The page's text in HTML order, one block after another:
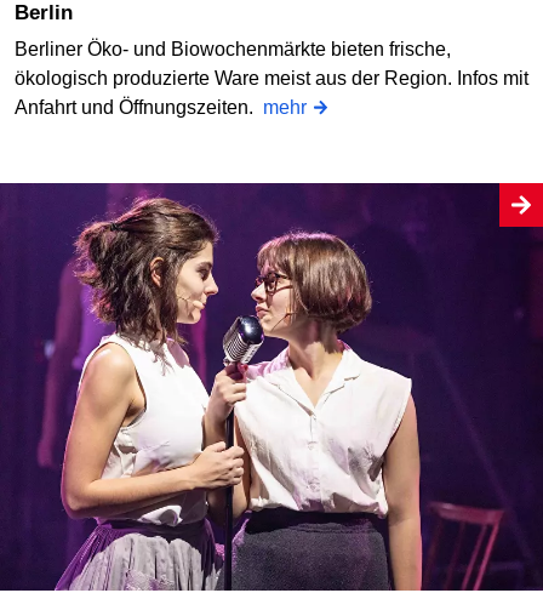
Berlin
Berliner Öko- und Biowochenmärkte bieten frische,
ökologisch produzierte Ware meist aus der Region. Infos mit
Anfahrt und Öffnungszeiten. mehr